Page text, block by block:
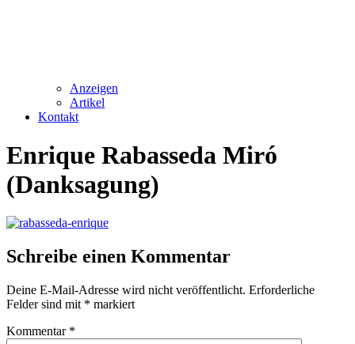
Anzeigen
Artikel
Kontakt
Enrique Rabasseda Miró
(Danksagung)
Schreibe einen Kommentar
Deine E-Mail-Adresse wird nicht veröffentlicht. Erforderliche
Felder sind mit * markiert
Kommentar *